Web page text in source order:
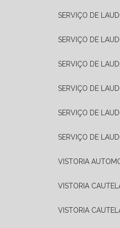
SERVIÇO DE
SERVIÇO DE
SERVIÇO DE
SERVIÇO DE
SERVIÇO DE
SERVIÇO DE
VISTORIA
VISTORIA
VISTORIA